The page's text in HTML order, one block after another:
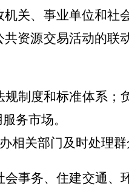
机关、事业单位和社
共资源交易活动的联
制度和标准体系；
务市场。
相关部门及时处理群
事务、住建交通